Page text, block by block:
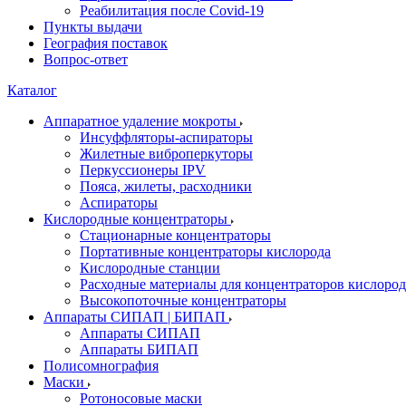
Реабилитация после Covid-19
Пункты выдачи
География поставок
Вопрос-ответ
Каталог
Аппаратное удаление мокроты
Инсуффляторы-аспираторы
Жилетные виброперкуторы
Перкуссионеры IPV
Пояса, жилеты, расходники
Аспираторы
Кислородные концентраторы
Стационарные концентраторы
Портативные концентраторы кислорода
Кислородные станции
Расходные материалы для концентраторов
Высокопоточные концентраторы
Аппараты СИПАП | БИПАП
Аппараты СИПАП
Аппараты БИПАП
Полисомнография
Маски
Ротоносовые маски